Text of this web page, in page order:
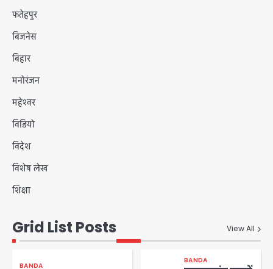
फतेहपुर
बिजनेस
बिहार
मनोरंजन
महेश्वर
विडियो
विदेश
विशेष लेख
शिक्षा
Grid List Posts View All
BANDA
BANDA